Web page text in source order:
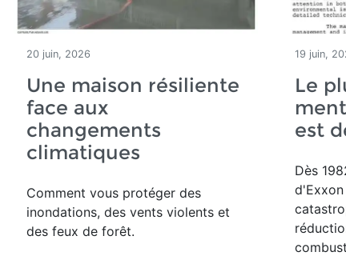
20 juin, 2026
Une maison résiliente
face aux
changements
climatiques
Comment vous protéger des
inondations, des vents violents et
des feux de forêt.
19 juin,
Le
est
Dès